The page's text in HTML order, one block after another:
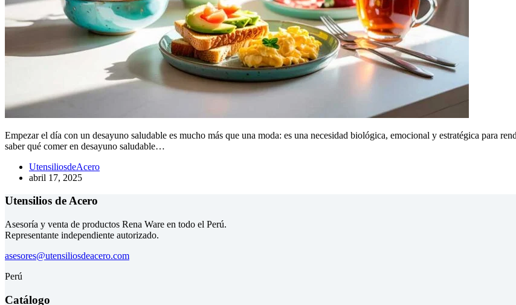
Empezar el día con un desayuno saludable es mucho más que una moda: es una necesidad biológica, emocional y estratégica para
saber qué comer en desayuno saludable…
UtensiliosdeAcero
abril 17, 2025
Utensilios de Acero
Asesoría y venta de productos Rena Ware en todo el Perú.
Representante independiente autorizado.
asesores@utensiliosdeacero.com
Perú
Catálogo